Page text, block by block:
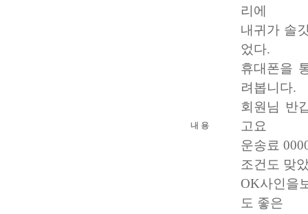
내 용
리에
내귀가 솔
었다.
휴대폰을
려봅니다.
회원님 반
고요
운송료
조건도 맞
OK사인을
도 좋은